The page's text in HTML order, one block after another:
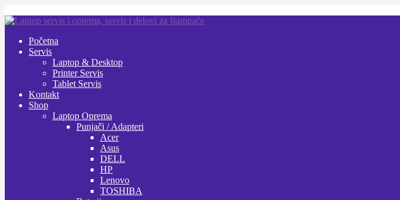
Preskoči
navigaciju
Skoči
sadržajPočetna
Servis
Laptop & Desktop
Printer Servis
Tablet Servis
Kontakt
Shop
Laptop Oprema
Punjači / Adapteri
Acer
Asus
DELL
HP
Lenovo
TOSHIBA